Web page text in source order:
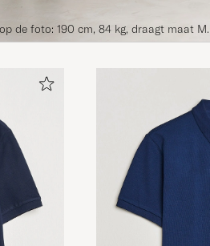
de foto: 190 cm, 84 kg, draagt maat M.